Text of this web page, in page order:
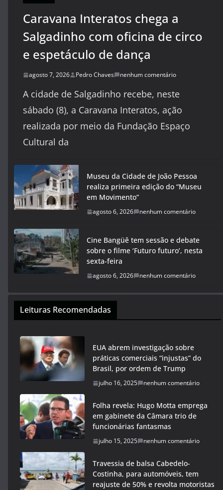
Caravana Interatos chega a
Salgadinho com oficina de circo
e espetáculo de dança
agosto 7, 2026 Pedro Chaves nenhum comentário
A cidade de Salgadinho recebe, neste
sábado (8), a Caravana Interatos, ação
realizada por meio da Fundação Espaço
Cultural da
Museu da Cidade de João Pessoa
realiza primeira edição do “Museu
em Movimento”
agosto 6, 2026 nenhum comentário
Cine Bangüê tem sessão e debate
sobre o filme ‘Futuro futuro’, nesta
sexta-feira
agosto 6, 2026 nenhum comentário
Leituras Recomendadas
EUA abrem investigação sobre
práticas comerciais “injustas” do
Brasil, por ordem de Trump
julho 16, 2025 nenhum comentário
Folha revela: Hugo Motta emprega
em gabinete da Câmara trio de
funcionárias fantasmas
julho 15, 2025 nenhum comentário
Travessia de balsa Cabedelo-
Costinha, para automóveis, tem
reajuste de 50% e revolta motoristas